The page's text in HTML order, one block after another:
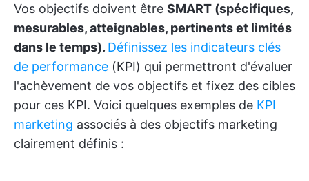
Vos objectifs doivent être SMART (spécifiques,
mesurables, atteignables, pertinents et limités
dans le temps). Définissez les indicateurs clés
de performance (KPI) qui permettront d'évaluer
l'achèvement de vos objectifs et fixez des cibles
pour ces KPI. Voici quelques exemples de KPI
marketing associés à des objectifs marketing
clairement définis :